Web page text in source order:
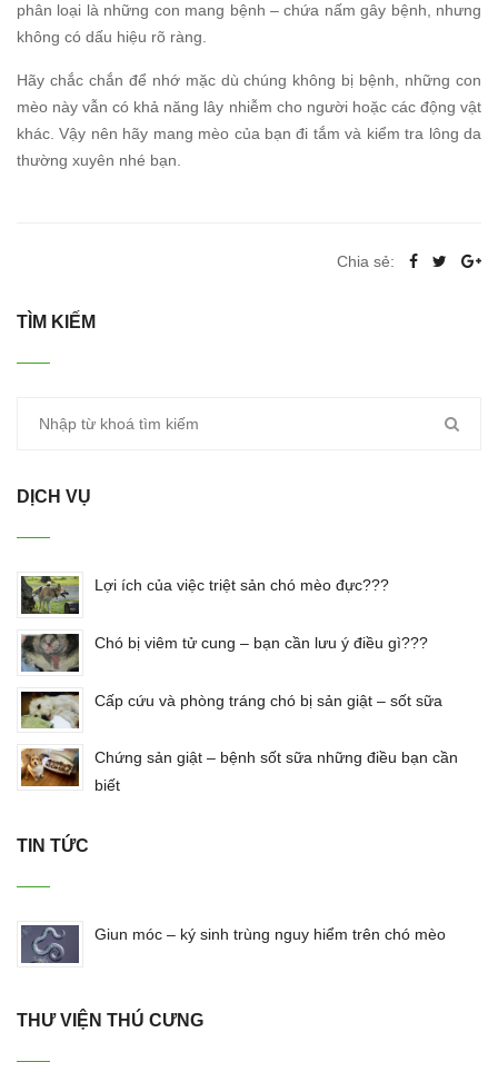
phân loại là những con mang bệnh – chứa nấm gây bệnh, nhưng
không có dấu hiệu rõ ràng.
Hãy chắc chắn để nhớ mặc dù chúng không bị bệnh, những con
mèo này vẫn có khả năng lây nhiễm cho người hoặc các động vật
khác. Vậy nên hãy mang mèo của bạn đi tắm và kiểm tra lông da
thường xuyên nhé bạn.
Chia sẻ:
TÌM KIẾM
DỊCH VỤ
Lợi ích của việc triệt sản chó mèo đực???
Chó bị viêm tử cung – bạn cần lưu ý điều gì???
Cấp cứu và phòng tráng chó bị sản giật – sốt sữa
Chứng sản giật – bệnh sốt sữa những điều bạn cần
biết
TIN TỨC
Giun móc – ký sinh trùng nguy hiểm trên chó mèo
THƯ VIỆN THÚ CƯNG